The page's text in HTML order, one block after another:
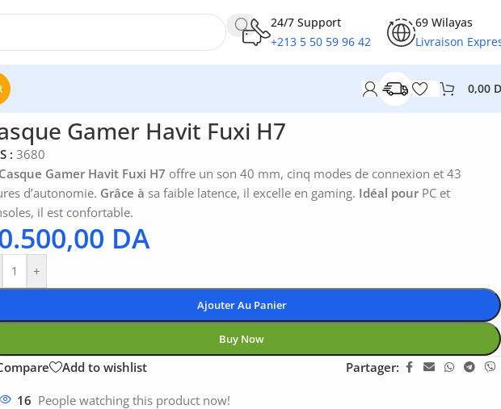
24/7 Support
+213 5 50 59 96 42
69 Wilayas
Livraison
0,00
Gamer Havit Fuxi H7
: 3680
Casque Gamer Havit Fuxi H7 offre un son 40 mm, cinq modes de connexion et 43
d’autonomie. Grâce à sa faible latence, il excelle en gaming. Idéal pour PC et
il est confortable.
DA
+
Ajouter Au Panier
Buy Now
Add to wishlist Partager:
16 People watching this product now!